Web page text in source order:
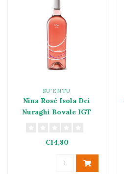
SU'ENTU
Nina Rosé Isola Dei
Nuraghi Bovale IGT
€14,80